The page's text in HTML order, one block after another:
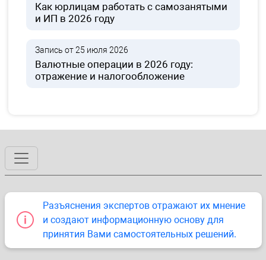
Как юрлицам работать с самозанятыми
и ИП в 2026 году
Запись от 25 июля 2026
Валютные операции в 2026 году:
отражение и налогообложение
Разъяснения экспертов отражают их мнение
и создают информационную основу для
принятия Вами самостоятельных решений.